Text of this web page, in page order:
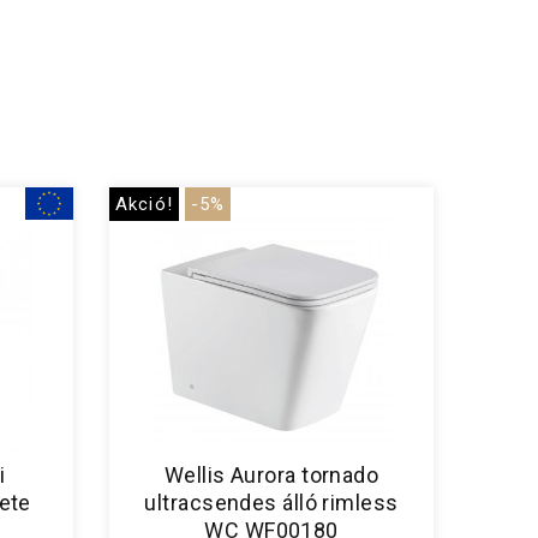
Akció! -5%
Wellis Aurora tornado
ultracsendes álló rimless
WC WF00180